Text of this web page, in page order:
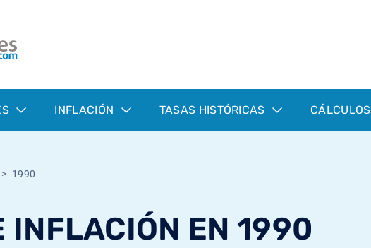
INFLACIÓN TASAS HISTÓRICAS CÁLCULOS
1990
INFLACIÓN EN 1990